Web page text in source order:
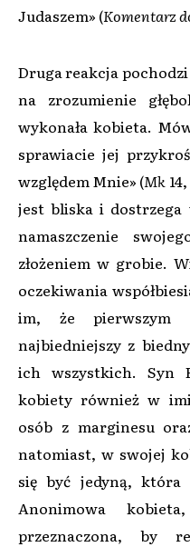
Judaszem» (Komentarz
Druga reakcja pochodzi
na zrozumienie
wykonała kobieta.
sprawiacie jej
względem Mnie» (Mk
jest bliska i dostrzega
namaszczenie
złożeniem w grobie.
oczekiwania
im, że pierwszym
najbiedniejszy z
ich wszystkich. Syn
kobiety również w
osób z marginesu
natomiast, w swojej
się być jedyną, która
Anonimowa
przeznaczona, by